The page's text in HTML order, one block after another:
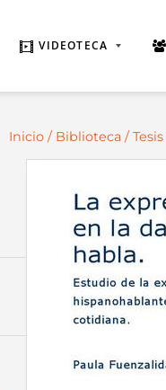
VIDEOTECA
Inicio / Biblioteca /Tesis